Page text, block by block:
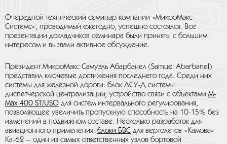
Очередной технический семинар компании «МикроМакс
Системс», проводимый ежегодно, успешно состоялся. Все
презентации докладчиков семинара были приняты с большим
интересом и вызвали активное обсуждение.
Президент МикроМакс Самуэль Абарбанел (Samuel Abarbanel)
представил ключевые достижения последнего года. Среди них
системы для железной дороги: блок АСУ-Д системы
диспетчерской централизации; устройство связи с объектами M-
Max 400 ST/USO для систем интервального регулирования,
позволяющее увеличить пропускную способность на 10-15% без
изменений в подвижном составе. Несколько разработок для
авиационного применения: блоки БВС для вертолетов «Камова»
Ка-62 — один из самых ответственных узлов бортовой